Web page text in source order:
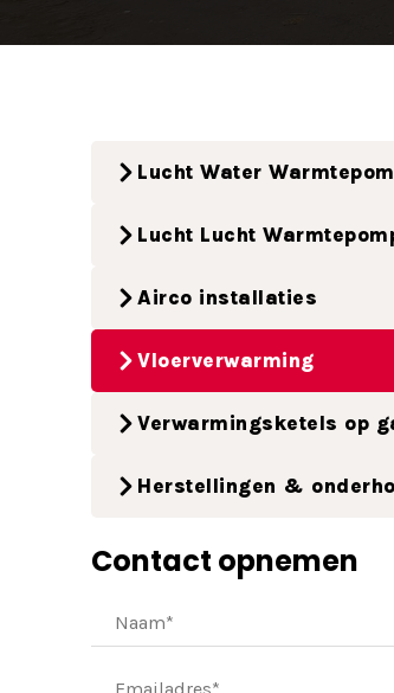
Lucht Water
Lucht Lucht
Airco installaties
Vloerverwarming
Verwarmingsketels op
Herstellingen &
Contact opnemen